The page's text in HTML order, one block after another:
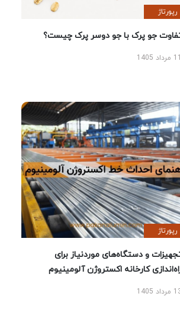
رپورتاژ
جو پرک با جو دوسر پرک چیست؟
رپورتاژ
و دستگاه‌های موردنیاز برای
کارخانه اکستروژن آلومینیوم